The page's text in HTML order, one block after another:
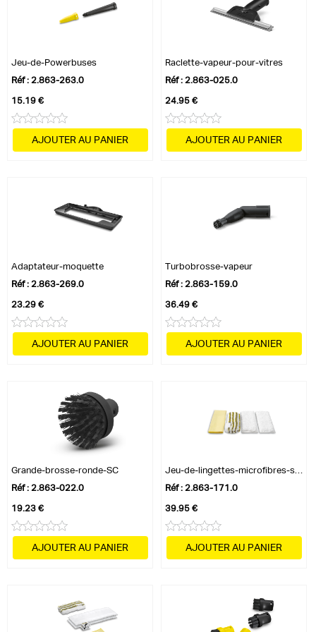
Détartrant poudre - 3
Brosse ronde, petite (noire) - 1
Brosse spéciale pour les joints - Oui
Suceur pour sol - EasyFix
Nombre de tubes vapeur - 2
Longueur tubes vapeur - 0.5
Jeu-de-Powerbuses
Réf : 2.863-263.0
AJOUTER AU PANIER
15.19 €
Raclette-vapeur-pour-vitres
Réf : 2.863-025.0
AJOUTER AU PANIER
24.95 €
Adaptateur-moquette
Réf : 2.863-269.0
AJOUTER AU PANIER
23.29 €
Turbobrosse-vapeur
Réf : 2.863-159.0
AJOUTER AU PANIER
36.49 €
Grande-brosse-ronde-SC
Réf : 2.863-022.0
AJOUTER AU PANIER
19.23 €
Jeu-de-lingettes-microfibres-salle-de-bain
Réf : 2.863-171.0
AJOUTER AU PANIER
39.95 €